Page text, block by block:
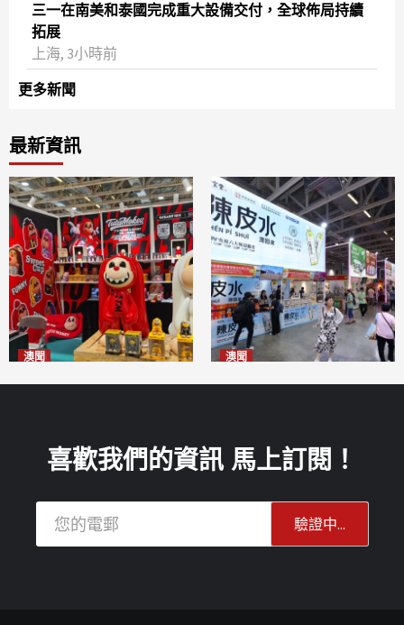
三一在南美和泰國完成重大設備交付，全球佈局持續
拓展
上海, 3小時前
更多新聞
最新資訊
澳聞 澳聞
喜歡我們的資訊 馬上訂閱！